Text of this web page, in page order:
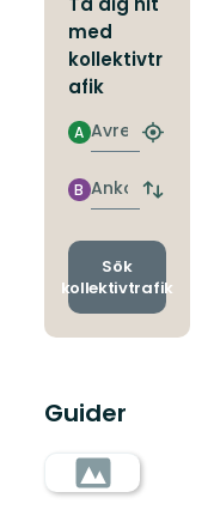
med
kollektivtr
afik
Avresa
A
Hitta
Ankomst
B
Byt
och
Sök
kollektivtrafik
Guider